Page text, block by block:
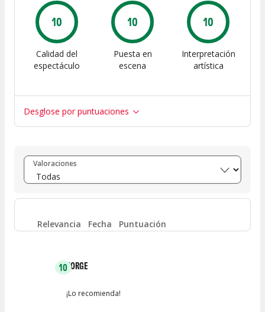
10
Calidad del
espectáculo
10
Puesta en
escena
10
Interpretación
artística
Desglose por puntuaciones
Entre 8 y 10 (1)
Entre 6 y 8 (0)
Entre 4 y 6 0
Valoraciones
Relevancia Fecha Puntuación
10JORGE
¡Lo recomienda!